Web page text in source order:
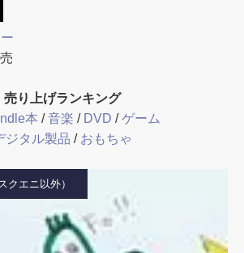
売り上げランキング
本 /音楽 / DVD /ゲーム
ジタル製品 / おもちゃ
クエニ以外）